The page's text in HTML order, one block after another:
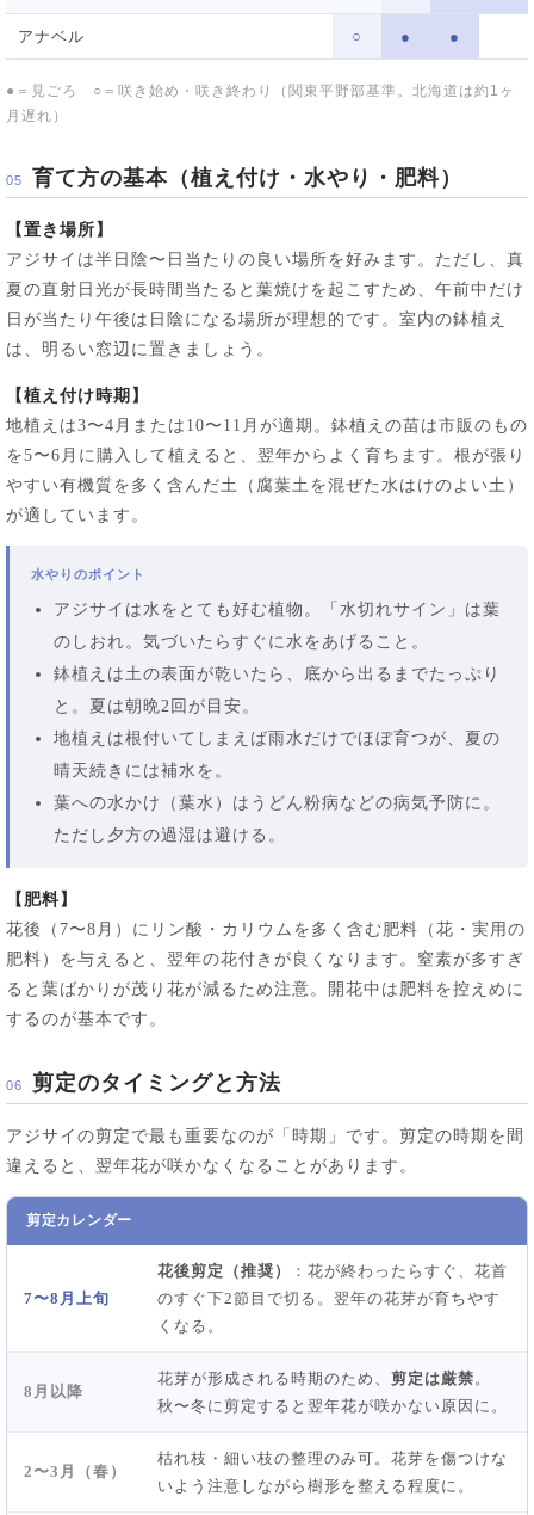
アナベル ○ ● ●
●＝見ごろ ○＝咲き始め・咲き終わり（関東平野部基準。北海道は約1ヶ
月遅れ）
05 育て方の基本（植え付け・水やり・肥料）
【置き場所】
アジサイは半日陰〜日当たりの良い場所を好みます。ただし、真
夏の直射日光が長時間当たると葉焼けを起こすため、午前中だけ
日が当たり午後は日陰になる場所が理想的です。室内の鉢植え
は、明るい窓辺に置きましょう。
【植え付け時期】
地植えは3〜4月または10〜11月が適期。鉢植えの苗は市販のもの
を5〜6月に購入して植えると、翌年からよく育ちます。根が張り
やすい有機質を多く含んだ土（腐葉土を混ぜた水はけのよい土）
が適しています。
水やりのポイント
アジサイは水をとても好む植物。「水切れサイン」は葉
のしおれ。気づいたらすぐに水をあげること。
鉢植えは土の表面が乾いたら、底から出るまでたっぷり
と。夏は朝晩2回が目安。
地植えは根付いてしまえば雨水だけでほぼ育つが、夏の
晴天続きには補水を。
葉への水かけ（葉水）はうどん粉病などの病気予防に。
ただし夕方の過湿は避ける。
【肥料】
花後（7〜8月）にリン酸・カリウムを多く含む肥料（花・実用の
肥料）を与えると、翌年の花付きが良くなります。窒素が多すぎ
ると葉ばかりが茂り花が減るため注意。開花中は肥料を控えめに
するのが基本です。
06 剪定のタイミングと方法
アジサイの剪定で最も重要なのが「時期」です。剪定の時期を間
違えると、翌年花が咲かなくなることがあります。
剪定カレンダー
7〜8月上旬
花後剪定（推奨）
：花が終わったらすぐ、花首
のすぐ下2節目で切る。翌年の花芽が育ちやす
くなる。
8月以降
花芽が形成される時期のため、 剪定は厳禁 。
秋〜冬に剪定すると翌年花が咲かない原因に。
2〜3月（春）
枯れ枝・細い枝の整理のみ可。花芽を傷つけな
いよう注意しながら樹形を整える程度に。